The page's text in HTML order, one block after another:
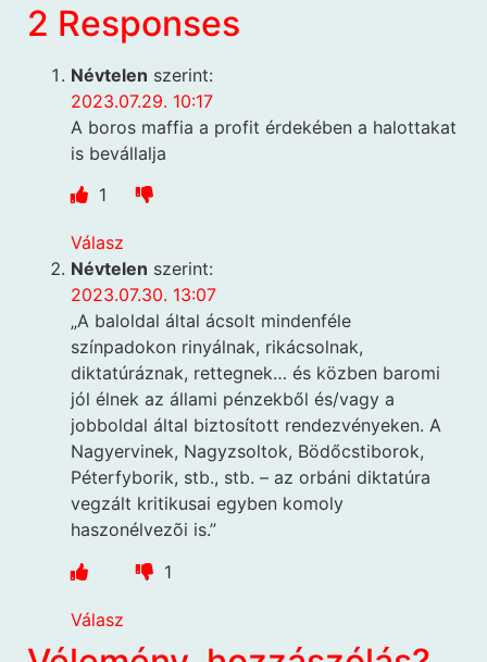
2 Responses
Névtelen szerint:
2023.07.29. 10:17
A boros maffia a profit érdekében a halottakat
is bevállalja
1
Válasz
Névtelen szerint:
2023.07.30. 13:07
„A baloldal által ácsolt mindenféle
színpadokon rinyálnak, rikácsolnak,
diktatúráznak, rettegnek… és közben baromi
jól élnek az állami pénzekből és/vagy a
jobboldal által biztosított rendezvényeken. A
Nagyervinek, Nagyzsoltok, Bödőcstiborok,
Péterfyborik, stb., stb. – az orbáni diktatúra
vegzált kritikusai egyben komoly
haszonélvezõi is.”
1
Válasz